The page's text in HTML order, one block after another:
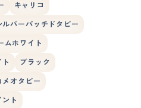
キャリコ
ルバーパッチドタビー
ムホワイト
ブラック
メオタビー
ト